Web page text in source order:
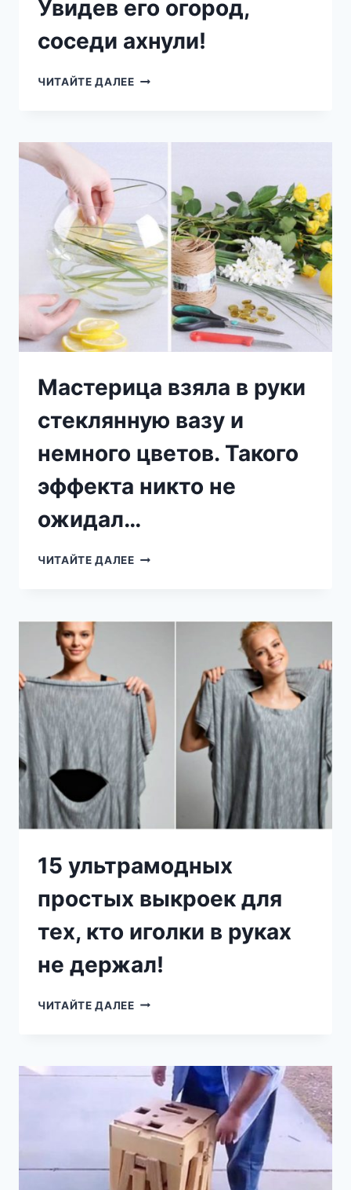
Увидев его огород,
соседи ахнули!
ЧИТАЙТЕ ДАЛЕЕУ
СОТОК
И
БОЛЬШОЕ
КОЛИЧЕСТВО
ПЛАСТИКОВЫХ
БУТЫЛОК…
УВИДЕВ
ЕГО
ОГОРОД,
СОСЕДИ
АХНУЛИ!
Мастерица взяла в руки
стеклянную вазу и
немного цветов. Такого
эффекта никто не
ожидал…
ЧИТАЙТЕ ДАЛЕЕМАСТЕРИЦА
СТЕКЛЯННУЮ
ЦВЕТОВ.
ТАКОГО
ЭФФЕКТА
НИКТО
НЕ
ОЖИДАЛ…
15 ультрамодных
простых выкроек для
тех, кто иголки в руках
не держал!
ЧИТАЙТЕ ДАЛЕЕ15
ДЛЯ
ТЕХ,
КТО
ИГОЛКИ
В
НЕ
ДЕРЖАЛ!